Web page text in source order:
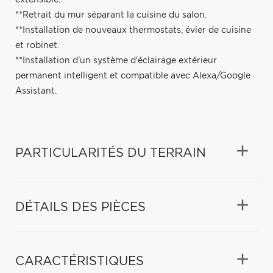
**Retrait du mur séparant la cuisine du salon.
**Installation de nouveaux thermostats, évier de cuisine
et robinet.
**Installation d'un système d'éclairage extérieur
permanent intelligent et compatible avec Alexa/Google
Assistant.
PARTICULARITÉS DU TERRAIN
DÉTAILS DES PIÈCES
CARACTÉRISTIQUES